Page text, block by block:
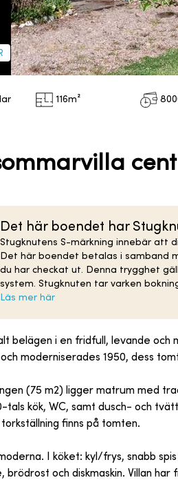
116m²
Det här boendet har
Stugknutens S-märkning innebär att
Det här boendet betalas i samband
du har checkat ut. Denna trygghet
system. Stugknuten tar varken
Läs mer här
belägen i en fridfull, levande och
moderniserades 1950, dess
(75 m2) ligger matrum med
tals kök, WC, samt dusch- och
finns på tomten.
I köket: kyl/frys, snabb
brödrost och diskmaskin. Villan